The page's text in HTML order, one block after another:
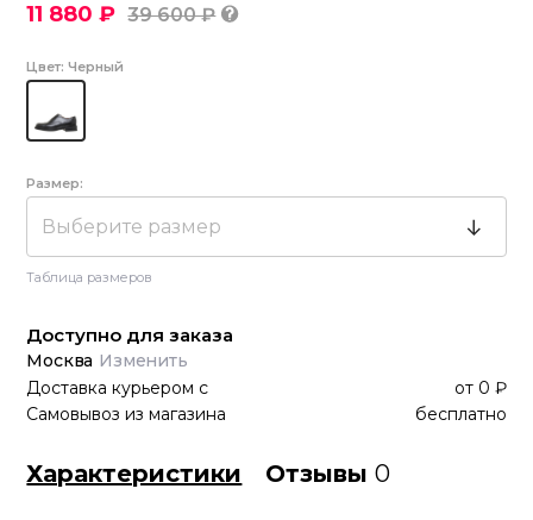
11 880 ₽ 39 600 ₽
Цвет: Черный
Размер:
Выберите размер
Таблица размеров
Доступно для заказа
Москва Изменить
Доставка курьером с от 0 ₽
Самовывоз из магазина
бесплатно
Характеристики Отзывы0